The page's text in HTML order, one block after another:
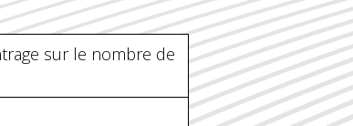
sur le nombre de